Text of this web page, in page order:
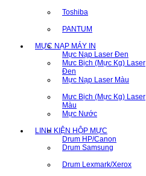
Toshiba
PANTUM
MỰC NẠP MÁY IN
Mực Nạp Laser Đen
Mưc Bịch (Mực Kg) Laser
Đen
Mực Nạp Laser Màu
Mưc Bịch (Mực Kg) Laser
Màu
Mực Nước
LINH KIỆN HỘP MỰC
Drum HP/Canon
Drum Samsung
Drum Lexmark/Xerox